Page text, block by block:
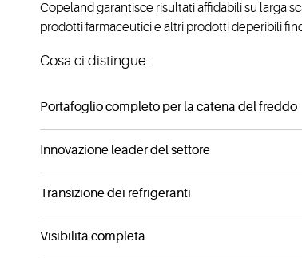
Copeland garantisce risultati affidabili su larga
prodotti farmaceutici e altri prodotti deperibili
Cosa ci distingue:
Portafoglio completo per la catena del freddo
Innovazione leader del settore
Transizione dei refrigeranti
Visibilità completa